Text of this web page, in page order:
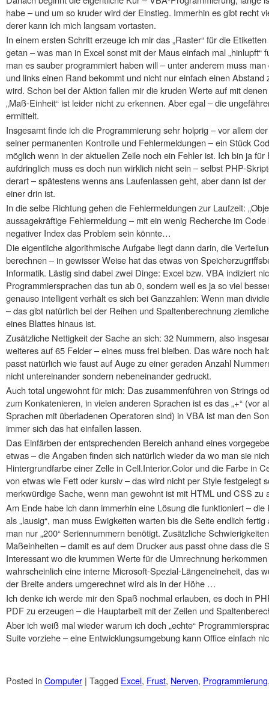
habe – und um so kruder wird der Einstieg. Immerhin es gibt recht
derer kann ich mich langsam vortasten.
In einem ersten Schritt erzeuge ich mir das „Raster“ für die
getan – was man in Excel sonst mit der Maus einfach mal „hinlupft“
man es sauber programmiert haben will – unter anderem muss
und links einen Rand bekommt und nicht nur einfach einen
wird. Schon bei der Aktion fallen mir die kruden Werte auf mit
„Maß-Einheit“ ist leider nicht zu erkennen. Aber egal – die
ermittelt.
Insgesamt finde ich die Programmierung sehr holprig – vor allem
seiner permanenten Kontrolle und Fehlermeldungen – ein Stück
möglich wenn in der aktuellen Zeile noch ein Fehler ist. Ich bin ja
aufdringlich muss es doch nun wirklich nicht sein – selbst PHP-
derart – spätestens wenns ans Laufenlassen geht, aber dann ist
einer drin ist.
In die selbe Richtung gehen die Fehlermeldungen zur Laufzeit:
aussagekräftige Fehlermeldung – mit ein wenig Recherche im
negativer Index das Problem sein könnte…
Die eigentliche algorithmische Aufgabe liegt dann darin, die
berechnen – in gewisser Weise hat das etwas von
Informatik. Lästig sind dabei zwei Dinge: Excel bzw. VBA indiziert
Programmiersprachen das tun ab 0, sondern weil es ja so viel
genauso intelligent verhält es sich bei Ganzzahlen: Wenn man
– das gibt natürlich bei der Reihen und Spaltenberechnung
eines Blattes hinaus ist.
Zusätzliche Nettigkeit der Sache an sich: 32 Nummern, also
weiteres auf 65 Felder – eines muss frei bleiben. Das wäre noch
passt natürlich wie faust auf Auge zu einer geraden Anzahl
nicht untereinander sondern nebeneinander gedruckt.
Auch total ungewohnt für mich: Das zusammenführen von Strings
zum Konkatenieren, in vielen anderen Sprachen ist es das „+“ (vor
Sprachen mit überladenen Operatoren sind) in VBA ist man den
immer sich das hat einfallen lassen.
Das Einfärben der entsprechenden Bereich anhand eines
etwas – die Angaben finden sich natürlich wieder da wo man sie
Hintergrundfarbe einer Zelle in Cell.Interior.Color und die Farbe in
von etwas wie Fett oder kursiv – das wird nicht per Style
merkwürdige Sache, wenn man gewohnt ist mit HTML und CSS zu
Am Ende habe ich dann immerhin eine Lösung die funktioniert –
als „lausig“, man muss Ewigkeiten warten bis die Seite endlich
man nur „200“ Seriennummern benötigt. Zusätzliche
Maßeinheiten – damit es auf dem Drucker aus passt ohne dass
Interessant wo die krummen Werte für die Umrechnung
wahrscheinlich eine interne Microsoft-Spezial-Längeneineheit, das
der Breite anders umgerechnet wird als in der Höhe …
Ich denke ich werde mir den Spaß nochmal erlauben, es doch in
PDF zu erzeugen – die Hauptarbeit mit der Zeilen und
Aber ich weiß mal wieder warum ich doch „echte“
Suite vorziehe – eine Entwicklungsumgebung kann Office einfach
Posted in Computer | Tagged Excel, Frust, Nerven, Programmierung